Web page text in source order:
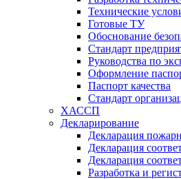
Технические
Готовые ТУ
Обоснование
Стандарт
Руководства по
Оформление
Паспорт качества
Стандарт
ХАССП
Декларирование
Декларация
Декларация
Декларация
Разработка и